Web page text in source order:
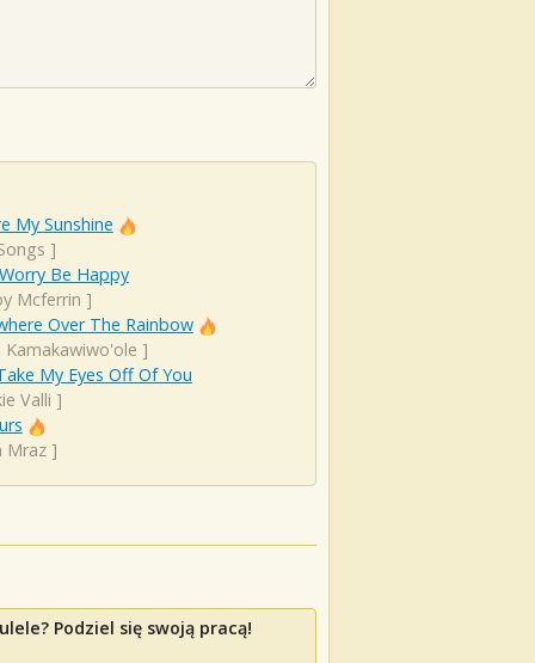
My Sunshine
]
Be Happy
Mcferrin ]
Over The Rainbow
Kamakawiwo'ole ]
My Eyes Off Of You
Valli ]
Mraz]
Podziel się swoją pracą!